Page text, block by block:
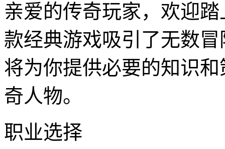
亲爱的传奇玩家，欢迎
款经典游戏吸引了无数
将为你提供必要的知识和
奇人物。
职业选择